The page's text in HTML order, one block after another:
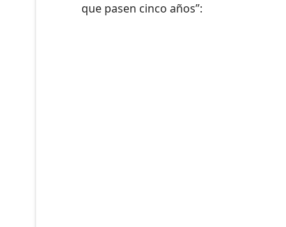
que pasen cinco años”: